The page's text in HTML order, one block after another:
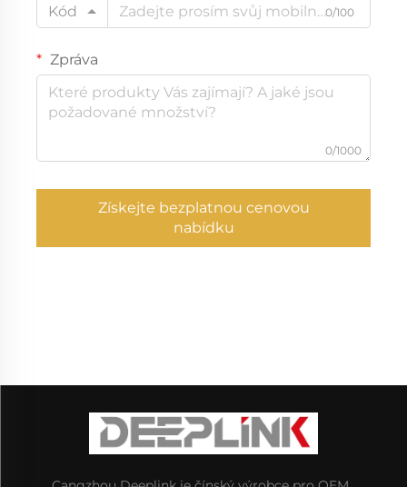
Kód
0/100
Zpráva
0/1000
Získejte bezplatnou cenovou
nabídku